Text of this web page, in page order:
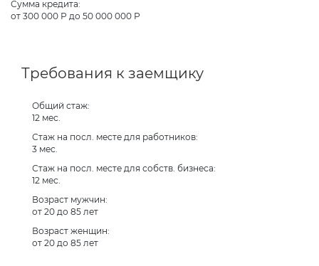
Сумма кредита:
от 300 000 Р до 50 000 000 Р
Требования к заемщику
Общий стаж:
12 мес.
Стаж на посл. месте для работников:
3 мес.
Стаж на посл. месте для собств. бизнеса:
12 мес.
Возраст мужчин:
от 20 до 85 лет
Возраст женщин:
от 20 до 85 лет